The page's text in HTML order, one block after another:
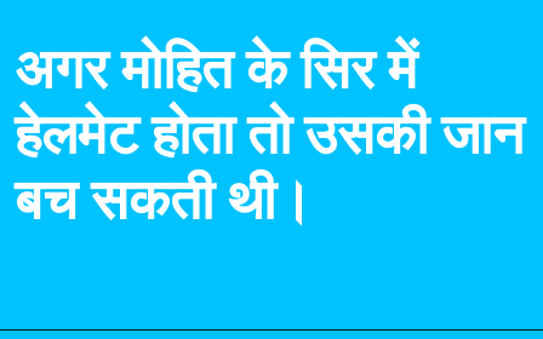
अगर मोहित के सिर में
हेलमेट होता तो उसकी जान
बच सकती थी।